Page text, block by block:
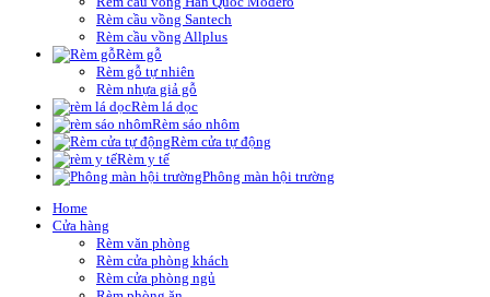
Rèm cầu vồng Santech
Rèm cầu vồng Allplus
Rèm gỗ
Rèm gỗ tự nhiên
Rèm nhựa giả gỗ
Rèm lá dọc
Rèm sáo nhôm
Rèm cửa tự động
Rèm y tế
Phông màn hội trường
Home
Cửa hàng
Rèm văn phòng
Rèm cửa phòng khách
Rèm cửa phòng ngủ